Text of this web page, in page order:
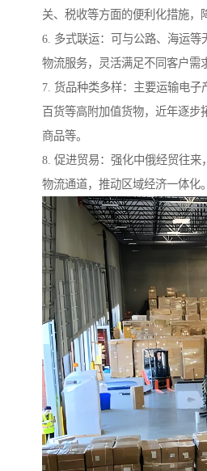
关、税收等方面的便利化措施，
6. 多式联运：可与公路、海运等
物流服务，灵活满足不同客户需
7. 货品种类多样：主要运输电子
百货等高附加值货物，近年逐步
商品等。
8. 促进贸易：强化中俄经贸往来
物流通道，推动区域经济一体化。